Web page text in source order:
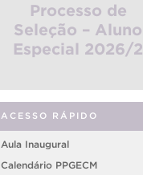
Processo de
Seleção – Aluno
Especial 2026/2
ACESSO RÁPIDO
Aula Inaugural
Calendário PPGECM